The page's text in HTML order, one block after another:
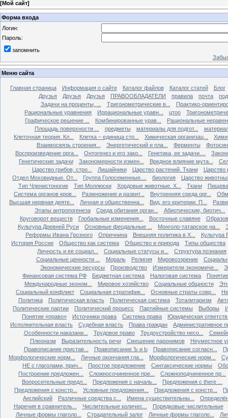
[Мой сайт]
Форма входа
Логин:
Пароль:
запомнить
Меню сайта
Главная страница Информация о сайте Каталог файлов Каталог статей
Блог
Друзья
Друзья Друзья ПРАВООБЛАДАТЕЛИ правила почта
Задачи на проценты, ...
Tригонометрические в...
Практико-
Рациональные уравнения
Иррациональные уравн... цтоо
Графическое решение ...
Комбинированные урав...
Рациональные
Площадь поверхности ...
предметы материалы для подгот...
Клеточная теория. Кл...
Клетка – единица стр... Химическая организац...
Взаимосвязь строения...
Энергетический и пла... Ферменты
Воспроизведение орга...
Онтогенез и его зако... Генетика, ее задачи....
Генетические задачи
Закономерности измен... Вредное влияние мута...
Царство грибов, стро...
Лишайники Царство растений. Ткани
Царство
Отдел Моховидные. От...
Группа Голосеменные.... биология
Царство
Тип Членистоногие
Тип Моллюски Хордовые животные. Х... Ткани
Система органов кров...
Размножение и развит... Внутренняя среда орг...
Высшая нервная деяте...
Личная и общественна... Вид, его критерии. П...
Этапы антропогенеза
Среда обитания орган...
Абиотические, биотич...
Круговорот веществ
Глобальные изменения... Восточные славяне
Культура Древней Руси
Основные феодальные ... Монголо-татарское на...
Реформы Ивана Грозного
Опричнина Внешняя политика в X...
Культура
История России
Общество как система Общество и природа
Типы общества
Личность и ее социал...
Социальные статусы и...
Структура познания
Социальные ценности ...
Мораль Религия Мировоззрение
Экономические ресурсы
Производство Измерители экономиче...
Финансовая система РФ
Бюджетная система Налоговая система
Международные эконом...
Мировое хозяйство Социальные общности
Социальный конфликт
Социальная стратифик... Основные страты совр...
Политика
Политическая власть Политическая система Тоталитаризм
Политические партии
Политический процесс Партийные системы Выборы
Понятие «право»
Источники права Система права
Юридическая
Исполнительная власть
Судебная власть Права граждан
Административное
Особенности наказани...
Трудовое право Трудоустройство несо...
Плеоназм
Выразительность речи Смешение паронимов
Неуместное
Правописание пристав...
Правописание Ъ и Ь Правописание согласн...
Морфологические норм...
Личные окончания гла... Морфологические норм...
НЕ с глаголами, прич...
Простое предложение Синтаксические нормы
Построение предложен...
Сложносочиненное пре...
Сложноподчиненное пр...
Вопросительные предл...
Предложения с началь...
Предложения с there ...
Предложения с констр...
Условные предложения... Предложения с констр...
Английский
Различные средства с... Имена существительны...
Наречия в сравнитель...
Числительные количес...
Порядковые числительные
Личные формы глаголо...
Страдательный залог Личные формы глаголо...